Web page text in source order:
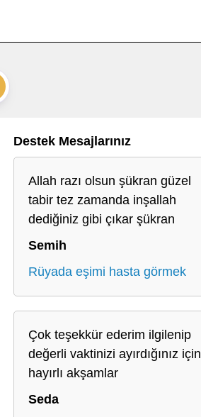
Destek Mesajlarınız
Allah razı olsun şükran güzel
tabir tez zamanda inşallah
dediğiniz gibi çıkar şükran
Semih
Rüyada eşimi hasta görmek
Çok teşekkür ederim ilgilenip
değerli vaktinizi ayırdığınız için
hayırlı akşamlar
Seda